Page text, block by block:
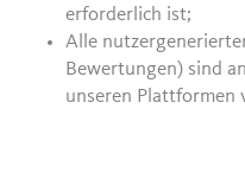
erforderlich ist;
Alle
Bewertungen) sind
unseren Plattformen